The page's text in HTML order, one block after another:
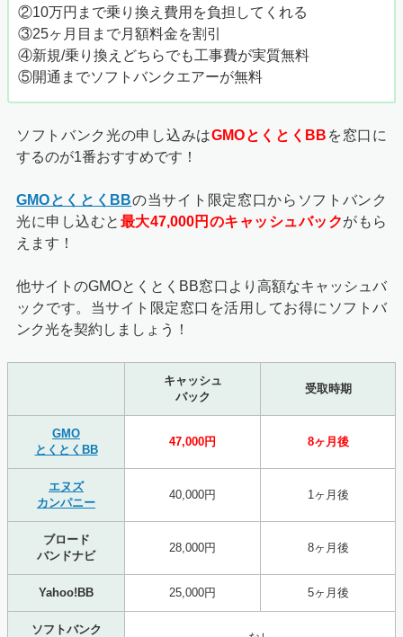
②10万円まで乗り換え費用を負担してくれる
③25ヶ月目まで月額料金を割引
④新規/乗り換えどちらでも工事費が実質無料
⑤開通までソフトバンクエアーが無料
ソフトバンク光の申し込みはGMOとくとくBB を窓口に
するのが1番おすすめです！
GMOとくとくBBの当サイト限定窓口からソフトバンク
光に申し込むと 最大47,000円のキャッシュバックがもら
えます！
他サイトのGMOとくとくBB窓口より高額なキャッシュバ
ックです。当サイト限定窓口を活用してお得にソフトバ
ンク光を契約しましょう！
キャッシュ
バック
受取時期
GMO
とくとくBB
47,000円 8ヶ月後
エヌズ
カンパニー
40,000円 1ヶ月後
ブロード
バンドナビ
28,000円 8ヶ月後
Yahoo!BB 25,000円 5ヶ月後
ソフトバンク